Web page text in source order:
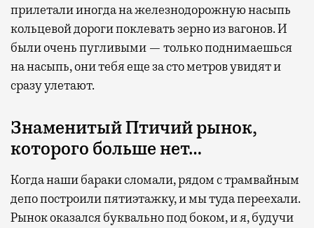
прилетали иногда на железнодорожную насыпь
кольцевой дороги поклевать зерно из вагонов. И
были очень пугливыми — только поднимаешься
на насыпь, они тебя еще за сто метров увидят и
сразу улетают.
Знаменитый Птичий рынок,
которого больше нет…
Когда наши бараки сломали, рядом с трамвайным
депо построили пятиэтажку, и мы туда переехали.
Рынок оказался буквально под боком, и я, будучи